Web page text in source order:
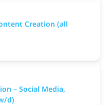
Creation (all
– Social Media,
d)